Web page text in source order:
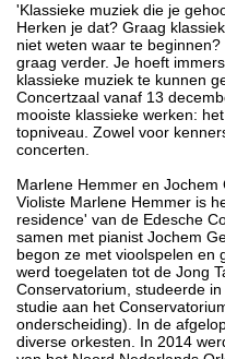
'Klassieke muziek die je
Herken je dat? Graag
niet weten waar te
graag verder. Je hoeft
klassieke muziek te kunnen
Concertzaal vanaf 13
mooiste klassieke werken:
topniveau. Zowel voor
concerten.
Marlene Hemmer en Jochem
Violiste Marlene Hemmer is
residence' van de Edesche
samen met pianist Jochem
begon ze met vioolspelen en
werd toegelaten tot de Jong
Conservatorium, studeerde
studie aan het
onderscheiding). In de
diverse orkesten. In 2014